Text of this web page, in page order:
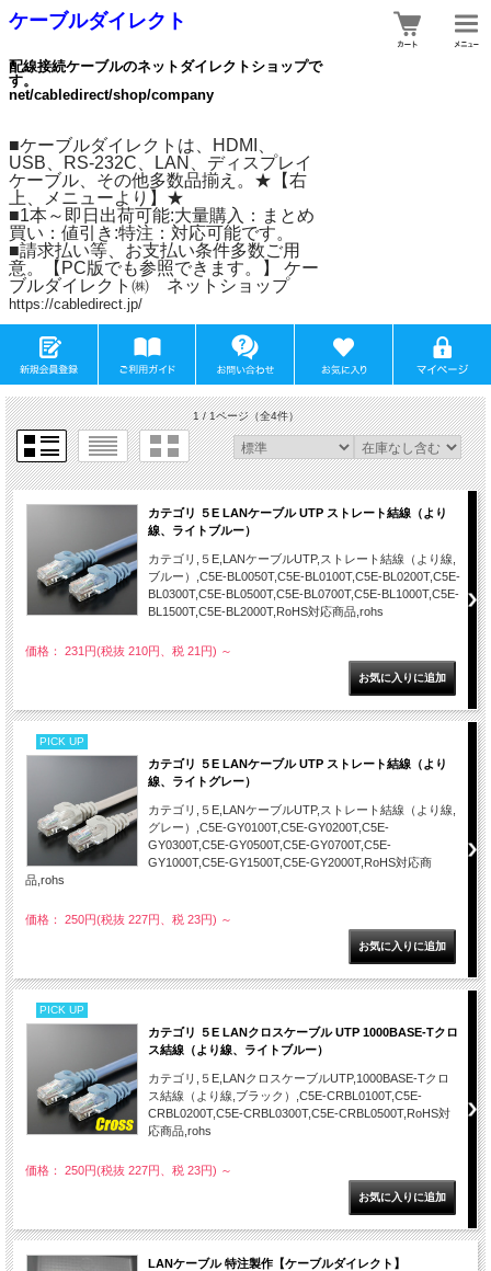
ケーブルダイレクト
配線接続ケーブルのネットダイレクトショップで
す。
net/cabledirect/shop/company
■ケーブルダイレクトは、HDMI、
USB、RS-232C、LAN、ディスプレイ
ケーブル、その他多数品揃え。★【右
上、メニューより】★
■1本～即日出荷可能:大量購入：まとめ
買い：値引き:特注：対応可能です。
■請求払い等、お支払い条件多数ご用
意。【PC版でも参照できます。】 ケー
ブルダイレクト㈱ ネットショップ
https://cabledirect.jp/
1 / 1ページ（全4件）
カテゴリ ５E LANケーブル UTP ストレート結線（より
線、ライトブルー）
カテゴリ,５E,LANケーブルUTP,ストレート結線（より線,
ブルー）,C5E-BL0050T,C5E-BL0100T,C5E-BL0200T,C5E-
BL0300T,C5E-BL0500T,C5E-BL0700T,C5E-BL1000T,C5E-
BL1500T,C5E-BL2000T,RoHS対応商品,rohs
価格： 231円(税抜 210円、税 21円) ～
PICK UP
カテゴリ ５E LANケーブル UTP ストレート結線（より
線、ライトグレー）
カテゴリ,５E,LANケーブルUTP,ストレート結線（より線,
グレー）,C5E-GY0100T,C5E-GY0200T,C5E-
GY0300T,C5E-GY0500T,C5E-GY0700T,C5E-
GY1000T,C5E-GY1500T,C5E-GY2000T,RoHS対応商
品,rohs
価格： 250円(税抜 227円、税 23円) ～
PICK UP
カテゴリ ５E LANクロスケーブル UTP 1000BASE-Tクロ
ス結線（より線、ライトブルー）
カテゴリ,５E,LANクロスケーブルUTP,1000BASE-Tクロ
ス結線（より線,ブラック）,C5E-CRBL0100T,C5E-
CRBL0200T,C5E-CRBL0300T,C5E-CRBL0500T,RoHS対
応商品,rohs
価格： 250円(税抜 227円、税 23円) ～
LANケーブル 特注製作【ケーブルダイレクト】